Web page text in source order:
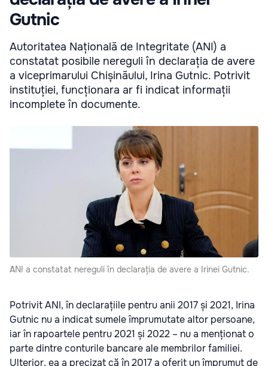
Gutnic
Autoritatea Națională de Integritate (ANI) a
constatat posibile nereguli în declarația de avere
a viceprimarului Chișinăului, Irina Gutnic. Potrivit
instituției, funcționara ar fi indicat informații
incomplete în documente.
ANI a constatat nereguli în declarația de avere a Irinei Gutnic.
Potrivit ANI, în declarațiile pentru anii 2017 și 2021, Irina
Gutnic nu a indicat sumele împrumutate altor persoane,
iar în rapoartele pentru 2021 și 2022 – nu a menționat o
parte dintre conturile bancare ale membrilor familiei.
Ulterior, ea a precizat că în 2017 a oferit un împrumut de